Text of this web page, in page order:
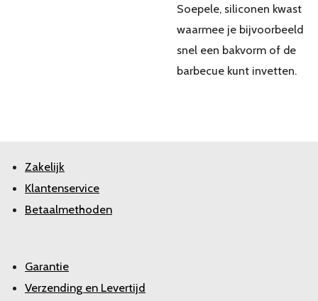
Soepele, siliconen kwast
waarmee je bijvoorbeeld
snel een bakvorm of de
barbecue kunt invetten.
Zakelijk
Klantenservice
Betaalmethoden
Garantie
Verzending en Levertijd